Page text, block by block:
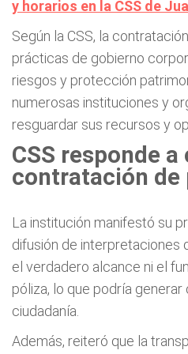
y horarios en la CSS de
Según la CSS, la
prácticas de gobierno
riesgos y protección
numerosas instituciones y
resguardar sus recursos y
CSS responde
contratación de
La institución manifestó su
difusión de interpretaciones
el verdadero alcance ni el
póliza, lo que podría
ciudadanía.
Además, reiteró que la